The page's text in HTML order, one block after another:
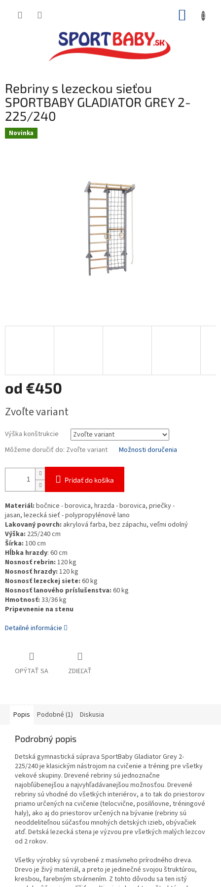
Rebriny s lezeckou sieťou
SPORTBABY GLADIATOR GREY 2-
225/240
Novinka
od €450
cena:
Zvoľte variant
Výška konštrukcie
Môžeme doručiť do: Zvoľte variant Možnosti doručenia
Pridať do košíka
Materiál: bočnice - borovica, hrazda - borovica, priečky -
jasan, lezecká sieť - polypropylénové lano
Lakovaný povrch: akrylová farba, bez zápachu, veľmi odolný
Výška: 225/240 cm
Šírka: 100 cm
Hĺbka hrazdy: 60 cm
Nosnosť rebrin: 120 kg
Nosnosť hrazdy: 120 kg
Nosnosť lezeckej siete: 60 kg
Nosnosť lanového príslušenstva: 60 kg
Hmotnosť: 33/36 kg
Pripevnenie na stenu
Detailné informácie
OPÝTAŤ SA ZDIEĽAŤ
Popis Podobné (1) Diskusia
Podrobný popis
Detská gymnastická súprava SportBaby Gladiator Grey 2-
225/240 je klasickým nástrojom na cvičenie a tréning pre všetky
vekové skupiny. Drevené rebriny sú jednoznačne
najobľúbenejšou a najvyhľadávanejšou možnosťou. Drevené
rebriny sú vhodné do všetkých interiérov, a to tak do priestorov
priamo určených na cvičenie (telocvične, posilňovne, tréningové
haly), ako aj do priestorov určených na bývanie (rebriny sú
neoddeliteľnou súčasťou mnohých detských izieb, obývačiek
atď. Detská lezecká stena je výzvou pre všetkých malých lezcov
od 2 rokov.
Všetky výrobky sú vyrobené z masívneho prírodného dreva.
Drevo je živý materiál, a preto je jedinečné svojou štruktúrou,
kresbou, farebným stvárnením. Z tohto dôvodu sa ten istý